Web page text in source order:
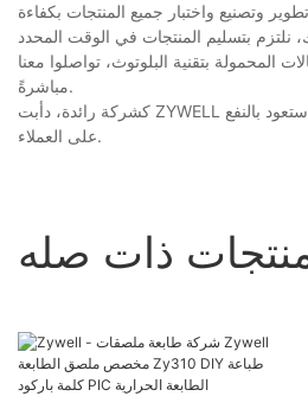
وتصنيع واختبار جميع المنتجات بكفاءة
بتسليم المنتجات في الوقت المحدد
المحمولة بتقنية البلوتوث، تواصلوا معنا
مباشرةً.
كشركة رائدة، دأبت ZYWELL على تطوير منتجاتها الخاصة بانتظام، ومن بينها طابعة الإيصالات المحمولة بتقنية البلوتوث. إنها أحدث المنتجات، ومن المؤكد أنها ستعود بالنفع
على العملاء.
ذات صله